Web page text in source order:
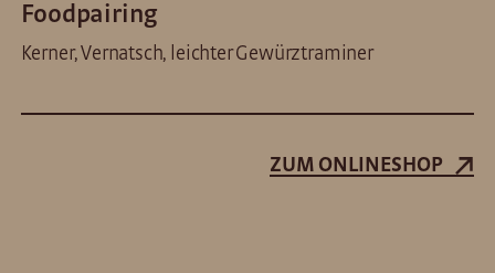
Foodpairing
Kerner, Vernatsch, leichter Gewürztraminer
ZUM ONLINESHOP